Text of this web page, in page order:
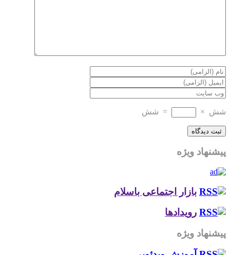
شش ×
= شش
پیشنهاد ویژه
بازار اجتماعی باسلام
رویدادها
پیشنهاد ویژه